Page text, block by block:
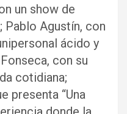
un show de
Pablo Agustín, con
ácido y
con su
cotidiana;
presenta “Una